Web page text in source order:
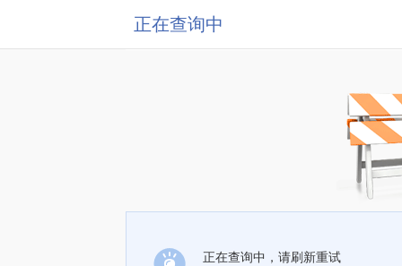
正在查询中
正在查询中，请刷新重试